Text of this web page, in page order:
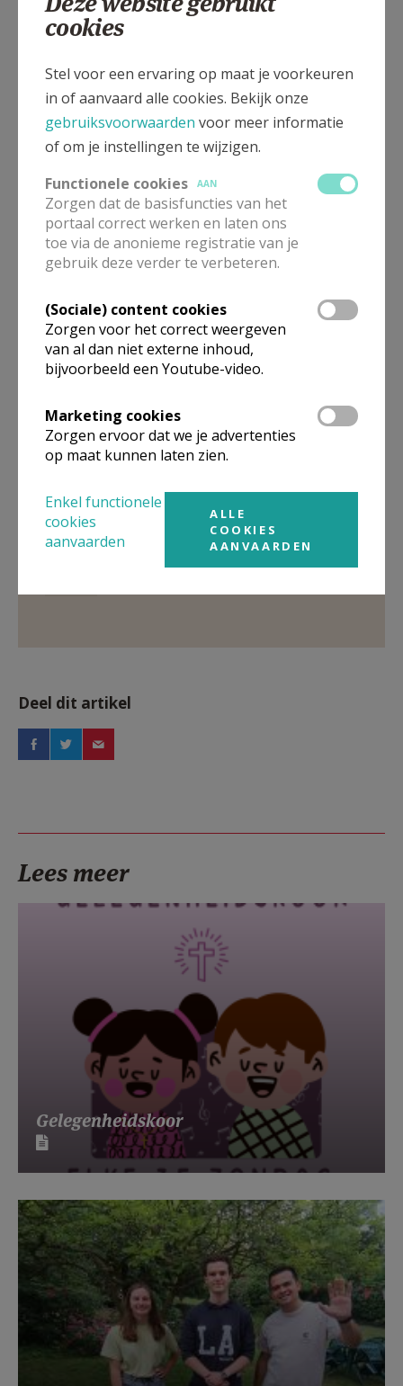
Gepubliceerd door
Meer
Deel dit artikel
Lees meer
Gelegenheidskoor
cookies
Stel voor een ervaring op maat je voorkeuren
in of aanvaard alle cookies. Bekijk onze
gebruiksvoorwaarden voor meer informatie
of om je instellingen te wijzigen.
Functionele cookies
AAN
Zorgen dat de basisfuncties van het
portaal correct werken en laten ons
toe via de anonieme registratie van je
gebruik deze verder te verbeteren.
(Sociale) content cookies
Zorgen voor het correct weergeven
van al dan niet externe inhoud,
bijvoorbeeld een Youtube-video.
Marketing cookies
Zorgen ervoor dat we je advertenties
op maat kunnen laten zien.
Enkel functionele
cookies
aanvaarden
ALLE
COOKIES
AANVAARDEN